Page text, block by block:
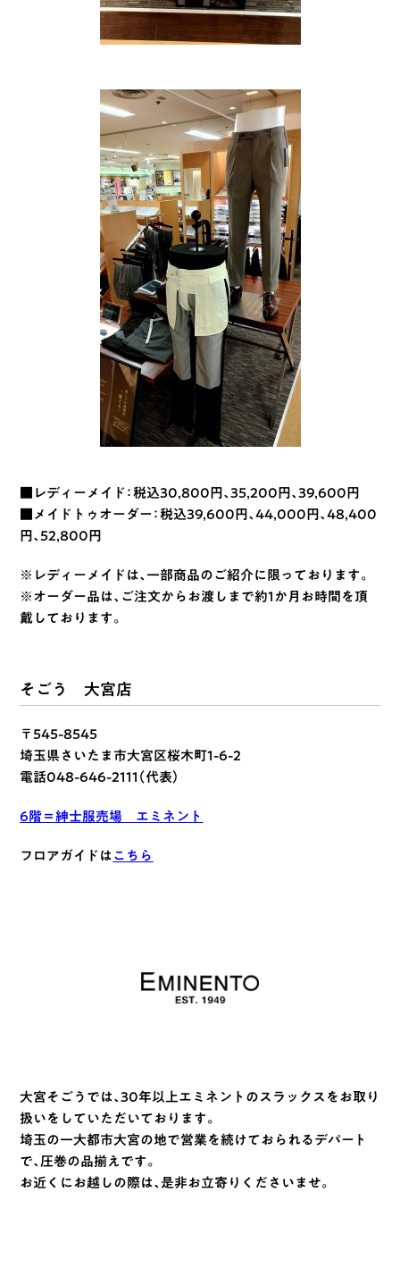
■レディーメイド：税込30,800円、35,200円、39,600円
■メイドトゥオーダー：税込39,600円、44,000円、48,400
円、52,800円
※レディーメイドは、一部商品のご紹介に限っております。
※オーダー品は、ご注文からお渡しまで約1か月お時間を頂
戴しております。
そごう 大宮店
〒545-8545
埼玉県さいたま市大宮区桜木町1-6-2
電話048-646-2111（代表）
6階＝紳士服売場 エミネント
フロアガイドは こちら
大宮そごうでは、30年以上エミネントのスラックスをお取り
扱いをしていただいております。
埼玉の一大都市大宮の地で営業を続けておられるデパート
で、圧巻の品揃えです。
お近くにお越しの際は、是非お立寄りくださいませ。